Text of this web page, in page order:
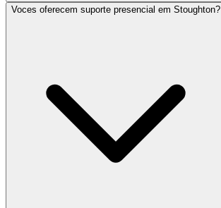
Voces oferecem suporte presencial em Stoughton?